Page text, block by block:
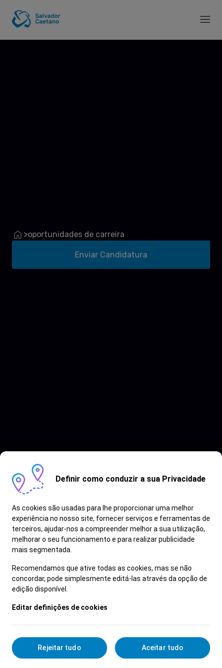
>oportunidades de carreira
Enviar Candidatura
Vagas semelhantes
Definir como conduzir a sua Privacidade
As cookies são usadas para lhe proporcionar uma melhor
experiência no nosso site, fornecer serviços e ferramentas de
terceiros, ajudar-nos a compreender melhor a sua utilização,
melhorar o seu funcionamento e para realizar publicidade
mais segmentada.
Recomendamos que ative todas as cookies, mas se não
concordar, pode simplesmente editá-las através da opção de
edição disponível.
Editar definições de cookies
Rejeitar tudo Aceitar tudo